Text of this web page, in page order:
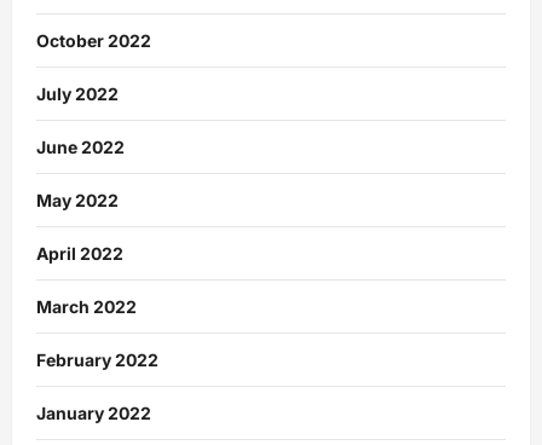
October 2022
July 2022
June 2022
May 2022
April 2022
March 2022
February 2022
January 2022